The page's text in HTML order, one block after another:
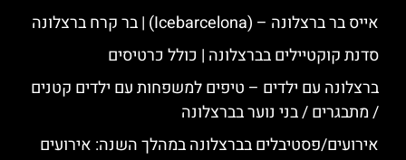
אייס בר ברצלונה – (‪Icebarcelona‬) | בר קרח ברצלונה
סדנת קוקטיילים בברצלונה | כולל כרטיסים
ברצלונה עם ילדים – טיפים למשפחות עם ילדים קטנים
/ מתבגרים / בני נוער בברצלונה
אירועים/פסטיבלים בברצלונה במהלך השנה: אירועים